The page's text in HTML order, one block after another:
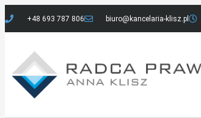
+48 693 787 806 biuro@kancelaria-klisz.pl